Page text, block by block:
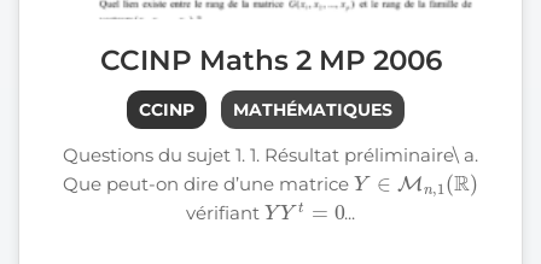
CCINP Maths 2 MP 2006
CCINP MATHÉMATIQUES
Questions du sujet 1. 1. Résultat préliminaire\ a.
Que peut-on dire d’une matrice
Y∈ M n R)
vérifiant
YYt=
...